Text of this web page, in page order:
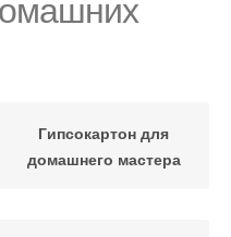
Гипсокартон для
домашнего мастера